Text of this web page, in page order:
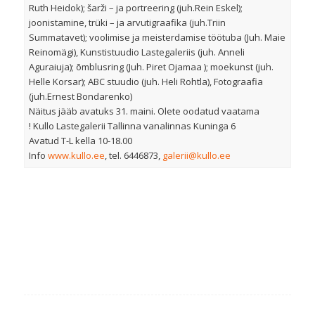
Ruth Heidok); šarži – ja portreering (juh.Rein Eskel);
joonistamine, trüki – ja arvutigraafika (juh.Triin
Summatavet); voolimise ja meisterdamise töötuba (Juh. Maie
Reinomägi), Kunstistuudio Lastegaleriis (juh. Anneli
Aguraiuja); õmblusring (Juh. Piret Ojamaa ); moekunst (juh.
Helle Korsar); ABC stuudio (juh. Heli Rohtla), Fotograafia
(juh.Ernest Bondarenko)
Näitus jääb avatuks 31. maini. Olete oodatud vaatama
! Kullo Lastegalerii Tallinna vanalinnas Kuninga 6
Avatud T-L kella 10-18.00
Infowww.kullo.ee, tel. 6446873, galerii@kullo.ee